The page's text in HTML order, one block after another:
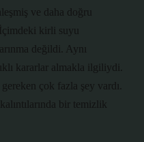
ve daha doğru
kirli suyu
değildi. Aynı
kararlar almakla ilgiliydi.
çok fazla şey vardı.
bir temizlik